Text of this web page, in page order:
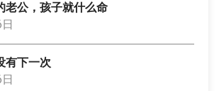
老公，孩子就什么命
有下一次